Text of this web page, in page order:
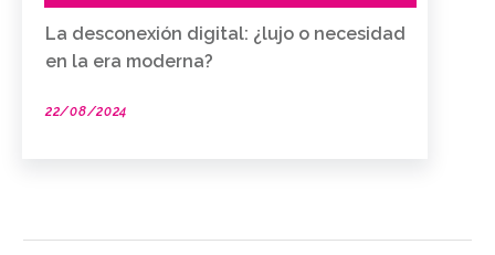
La desconexión digital: ¿lujo o necesidad
en la era moderna?
22/08/2024